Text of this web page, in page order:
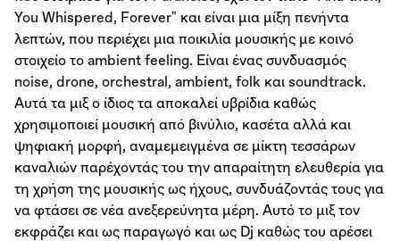
You Whispered, Forever" και είναι μια μίξη πενήντα
λεπτών, που περιέχει μια ποικιλία μουσικής με κοινό
στοιχείο το ambient feeling. Είναι ένας συνδυασμός
noise, drone, orchestral, ambient, folk και soundtrack.
Αυτά τα μιξ ο ίδιος τα αποκαλεί υβρίδια καθώς
χρησιμοποιεί μουσική από βινύλιο, κασέτα αλλά και
ψηφιακή μορφή, αναμεμειγμένα σε μίκτη τεσσάρων
καναλιών παρέχοντάς του την απαραίτητη ελευθερία για
τη χρήση της μουσικής ως ήχους, συνδυάζοντάς τους για
να φτάσει σε νέα ανεξερεύνητα μέρη. Αυτό το μιξ τον
εκφράζει και ως παραγωγό και ως Dj καθώς του αρέσει